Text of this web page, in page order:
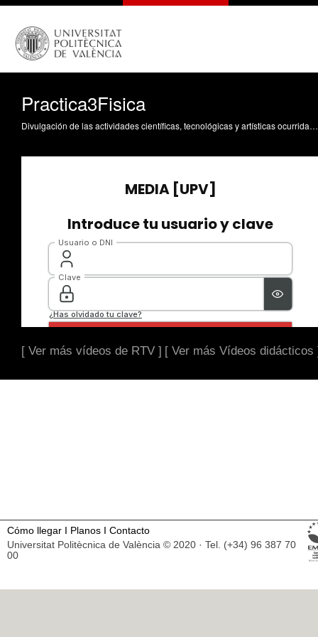
Practica3Fisica
Divulgación de las actividades científicas, tecnológicas y artísticas ocurridas en los tres campus de la UPV
[ Ver más vídeos de RTV ] [ Ver más Vídeos didácticos
Cómo llegar I Planos I Contacto
Universitat Politècnica de València © 2020 · Tel. (+34) 96 387 70
00